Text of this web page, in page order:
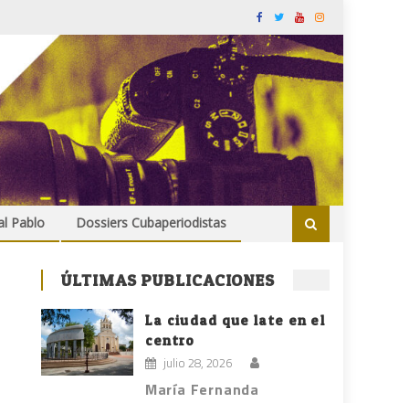
Pablo Dossiers Cubaperiodistas
ÚLTIMAS PUBLICACIONES
La ciudad que late en el
centro
julio 28, 2026
María Fernanda